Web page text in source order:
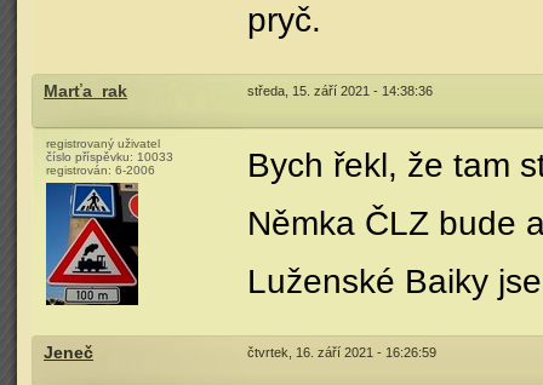
pryč.
Marťa_rak středa, 15. září 2021 - 14:38:36
registrovaný uživatel
číslo příspěvku: 10033
registrován: 6-2006
Bych řekl, že tam
Němka ČLZ bude
Luženské Baiky
Jeneč čtvrtek, 16. září 2021 - 16:26:59